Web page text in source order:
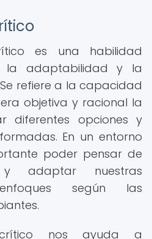
es una habilidad
la adaptabilidad y la
refiere a la capacidad
objetiva y racional la
diferentes opciones y
En un entorno
poder pensar de
adaptar nuestras
según las
crítico nos ayuda a